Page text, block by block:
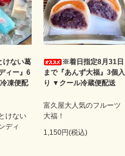
けない葛
ィー』6
凍便配
けない
ディ
※着日指定8月31日
まで『あんず大福』3個入
り ▼クール冷蔵便配送
富久屋大人気のフルーツ
大福！
1,150円(税込)